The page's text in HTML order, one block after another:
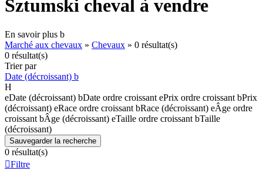
Sztumski cheval à vendre
En savoir plus b
Marché aux chevaux » Chevaux » 0 résultat(s)
0 résultat(s)
Trier par
Date (décroissant) b
H
eDate (décroissant) bDate ordre croissant ePrix ordre croissant bPrix
(décroissant) eRace ordre croissant bRace (décroissant) eÂge ordre
croissant bÂge (décroissant) eTaille ordre croissant bTaille
(décroissant)
Sauvegarder la recherche
0 résultat(s)
Filtre